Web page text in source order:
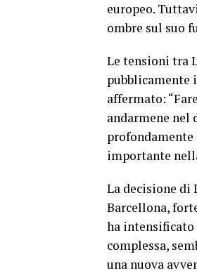
europeo.
ombre sul suo
Le tensioni tra
pubblicamente
affermato:
andarmene nel
importante
La decisione di
Barcellona,
ha intensificato
complessa,
una nuova